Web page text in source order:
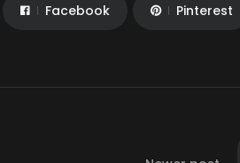
Facebook Pinterest